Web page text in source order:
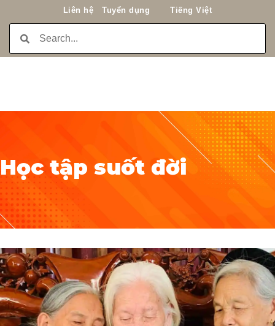
Liên hệ Tuyển dụng Tiếng Việt
Học tập suốt đời